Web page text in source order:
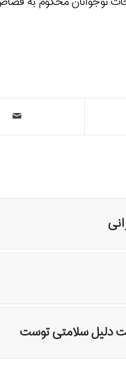
دلیل سلامتی توست